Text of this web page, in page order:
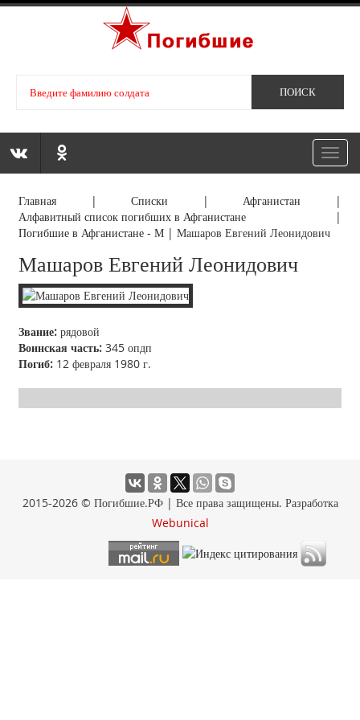
Главная |Списки | Афганистан |
Алфавитный список погибших в Афганистане |
Погибшие в Афганистане - М |Машаров Евгений Леонидович
Машаров Евгений Леонидович
Звание: рядовой
Воинская часть: 345 опдп
Погиб: 12 февраля 1980 г.
2015-2026 © Погибшие.РФ | Все права защищены. Разработка
Webunical